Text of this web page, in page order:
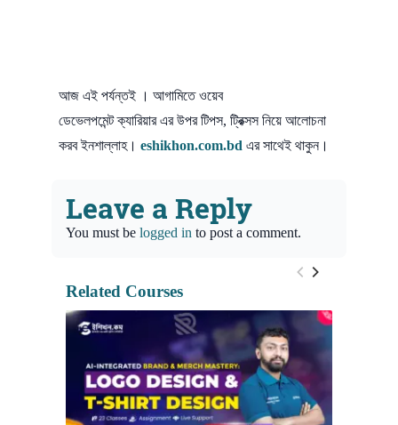
আজ এই পর্যন্তই । আগামিতে ওয়েব
ডেভেলপমেন্ট ক্যারিয়ার এর উপর টিপস, ট্রিক্সস নিয়ে আলোচনা
করব ইনশাল্লাহ। eshikhon.com.bd এর সাথেই থাকুন।
Leave a Reply
You must be logged in to post a comment.
Related Courses